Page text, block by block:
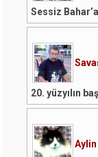
Sessiz
20. yüzyılın